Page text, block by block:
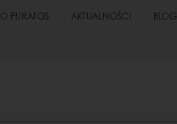
O PURATOS AKTUALNOŚCI BLOG